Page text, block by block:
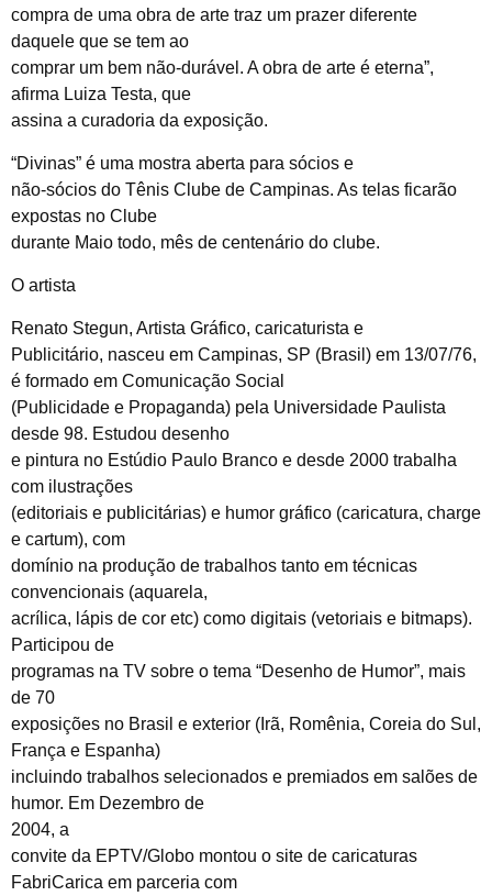
compra de uma obra de arte traz um prazer diferente
daquele que se tem ao
comprar um bem não-durável. A obra de arte é eterna”,
afirma Luiza Testa, que
assina a curadoria da exposição.
“Divinas” é uma mostra aberta para sócios e
não-sócios do Tênis Clube de Campinas. As telas ficarão
expostas no Clube
durante Maio todo, mês de centenário do clube.
O artista
Renato Stegun, Artista Gráfico, caricaturista e
Publicitário, nasceu em Campinas, SP (Brasil) em 13/07/76,
é formado em Comunicação Social
(Publicidade e Propaganda) pela Universidade Paulista
desde 98. Estudou desenho
e pintura no Estúdio Paulo Branco e desde 2000 trabalha
com ilustrações
(editoriais e publicitárias) e humor gráfico (caricatura, charge
e cartum), com
domínio na produção de trabalhos tanto em técnicas
convencionais (aquarela,
acrílica, lápis de cor etc) como digitais (vetoriais e bitmaps).
Participou de
programas na TV sobre o tema “Desenho de Humor”, mais
de 70
exposições no Brasil e exterior (Irã, Romênia, Coreia do Sul,
França e Espanha)
incluindo trabalhos selecionados e premiados em salões de
humor. Em Dezembro de
2004, a
convite da EPTV/Globo montou o site de caricaturas
FabriCarica em parceria com